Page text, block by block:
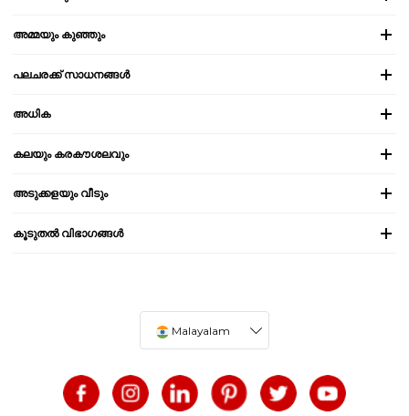
അമ്മയും കുഞ്ഞും
പലചരക്ക് സാധനങ്ങൾ
അധിക
കലയും കരകൗശലവും
അടുക്കളയും വീടും
കൂടുതൽ വിഭാഗങ്ങൾ
Malayalam